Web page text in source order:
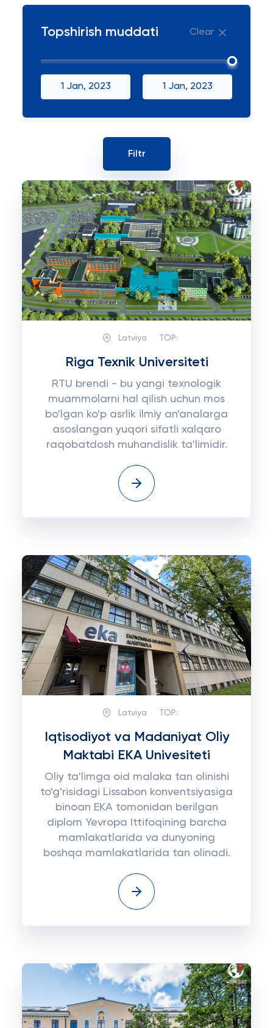
Topshirish muddati Clear
1 Jan, 2023 1 Jan, 2023
Latviya TOP:
Riga Texnik Universiteti
RTU brendi - bu yangi texnologik
muammolarni hal qilish uchun mos
bo'lgan ko'p asrlik ilmiy an'analarga
asoslangan yuqori sifatli xalqaro
raqobatdosh muhandislik ta'limidir.
Latviya TOP:
Iqtisodiyot va Madaniyat Oliy
Maktabi EKA Univesiteti
Oliy ta'limga oid malaka tan olinishi
to'g'risidagi Lissabon konventsiyasiga
binoan EKA tomonidan berilgan
diplom Yevropa Ittifoqining barcha
mamlakatlarida va dunyoning
boshqa mamlakatlarida tan olinadi.